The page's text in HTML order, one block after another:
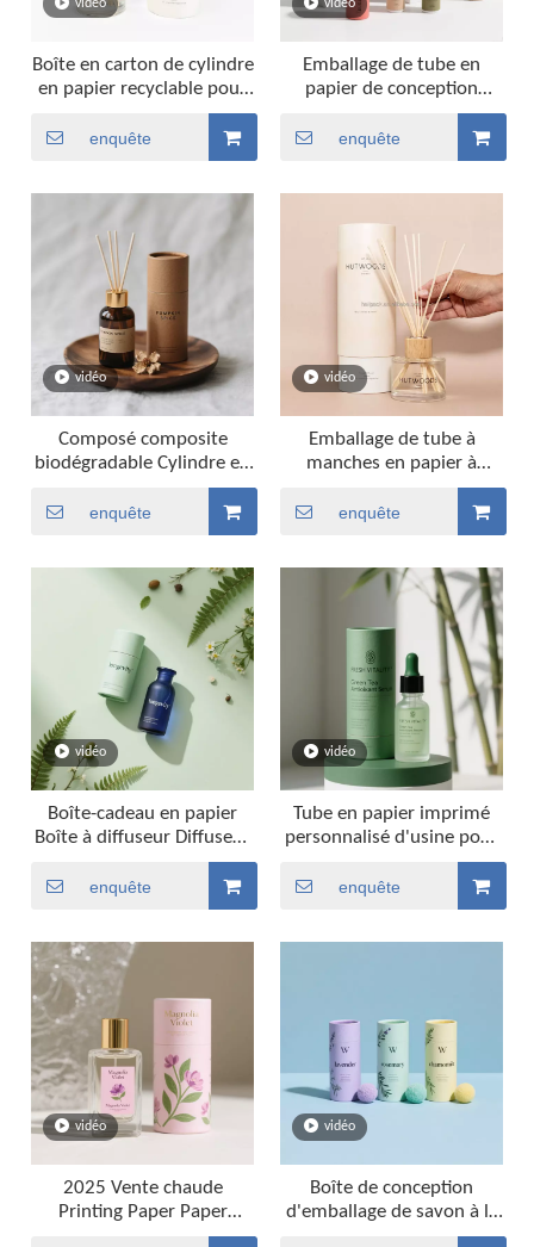
vidéo
Boîte en carton de cylindre
en papier recyclable pour
bouteille de diffuseur
enquête
vidéo
Emballage de tube en
papier de conception
personnalisé respectueux
de l'environnement pour
bouteille de parfum
enquête
vidéo
Composé composite
biodégradable Cylindre en
papier kraft pour la
bouteille de diffuseur
enquête
vidéo
Emballage de tube à
manches en papier à
bouteille en papier de
bouteille en verre
protecteur recyclable
enquête
vidéo
Boîte-cadeau en papier
Boîte à diffuseur Diffuseur
Recyclable Recyclable
Télescope en papier
Télescope avec ruban noir
enquête
vidéo
Tube en papier imprimé
personnalisé d'usine pour
parfum Gift Gift Praft
Packaging Container
enquête
vidéo
2025 Vente chaude
Printing Paper Paper
Packaging For Parfume
vidéo
Boîte de conception
d'emballage de savon à la
main de luxe pour